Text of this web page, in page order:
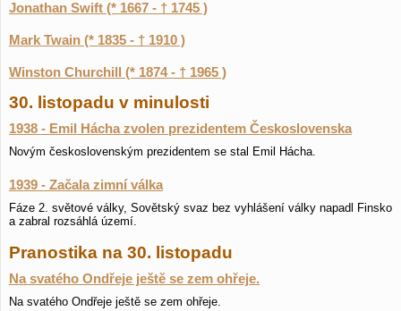
Jonathan Swift (* 1667 - † 1745 )
Mark Twain (* 1835 - † 1910 )
Winston Churchill (* 1874 - † 1965 )
30. listopadu v minulosti
1938 - Emil Hácha zvolen prezidentem Československa
Novým československým prezidentem se stal Emil Hácha.
1939 - Začala zimní válka
Fáze 2. světové války, Sovětský svaz bez vyhlášení války napadl Finsko
a zabral rozsáhlá území.
Pranostika na 30. listopadu
Na svatého Ondřeje ještě se zem ohřeje.
Na svatého Ondřeje ještě se zem ohřeje.